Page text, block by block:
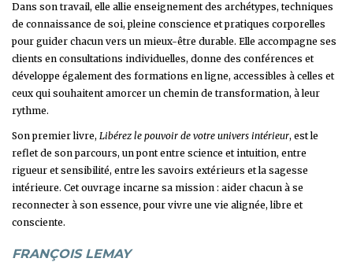
Dans son travail, elle allie enseignement des archétypes, techniques
de connaissance de soi, pleine conscience et pratiques corporelles
pour guider chacun vers un mieux-être durable. Elle accompagne ses
clients en consultations individuelles, donne des conférences et
développe également des formations en ligne, accessibles à celles et
ceux qui souhaitent amorcer un chemin de transformation, à leur
rythme.
Son premier livre, Libérez le pouvoir de votre univers intérieur, est le
reflet de son parcours, un pont entre science et intuition, entre
rigueur et sensibilité, entre les savoirs extérieurs et la sagesse
intérieure. Cet ouvrage incarne sa mission : aider chacun à se
reconnecter à son essence, pour vivre une vie alignée, libre et
consciente.
FRANÇOIS LEMAY